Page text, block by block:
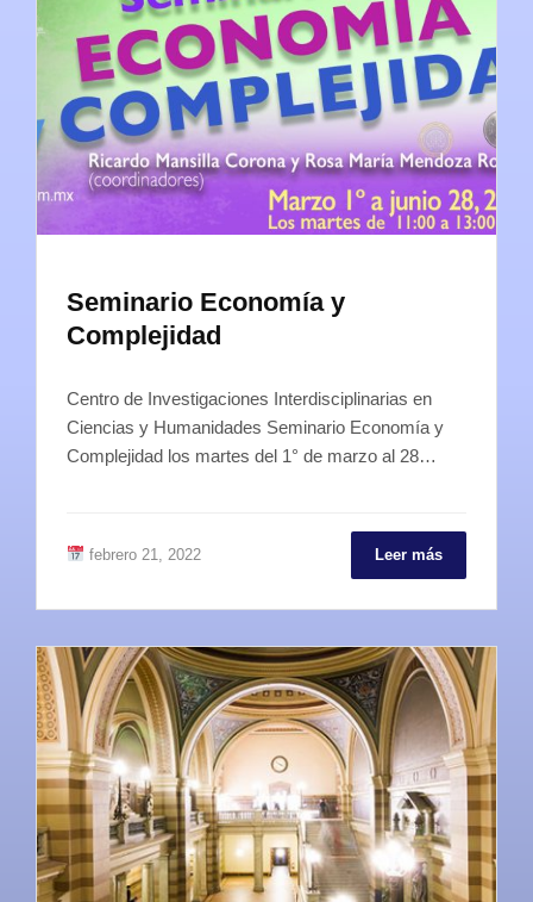
Seminario Economía y
Complejidad
Centro de Investigaciones Interdisciplinarias en
Ciencias y Humanidades Seminario Economía y
Complejidad los martes del 1° de marzo al 28…
febrero 21, 2022 Leer más